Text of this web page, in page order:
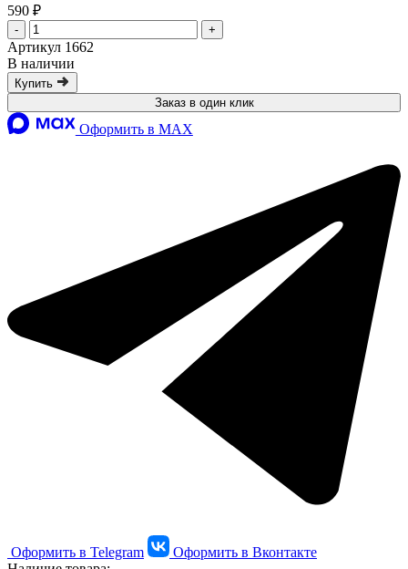
590 ₽
- +
Артикул 1662
В наличии
Купить
Заказ в один клик
Оформить в MAX
Оформить в Telegram
Оформить в Вконтакте